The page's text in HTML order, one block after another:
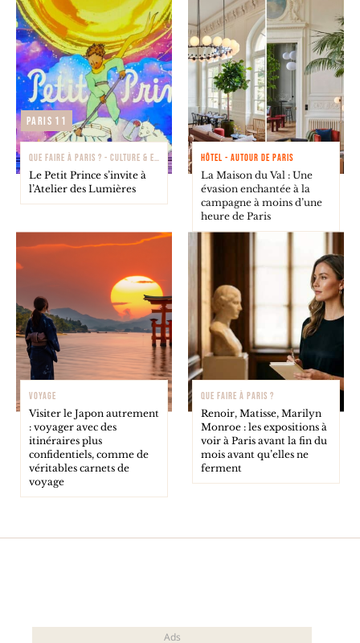
Paris 11
QUE FAIRE À PARIS ? - CULTURE & EXPOSITIONS
Le Petit Prince s’invite à
l’Atelier des Lumières
HÔTEL - AUTOUR DE PARIS
La Maison du Val : Une
évasion enchantée à la
campagne à moins d’une
heure de Paris
VOYAGE
Visiter le Japon autrement
: voyager avec des
itinéraires plus
confidentiels, comme de
véritables carnets de
voyage
QUE FAIRE À PARIS ?
Renoir, Matisse, Marilyn
Monroe : les expositions à
voir à Paris avant la fin du
mois avant qu’elles ne
ferment